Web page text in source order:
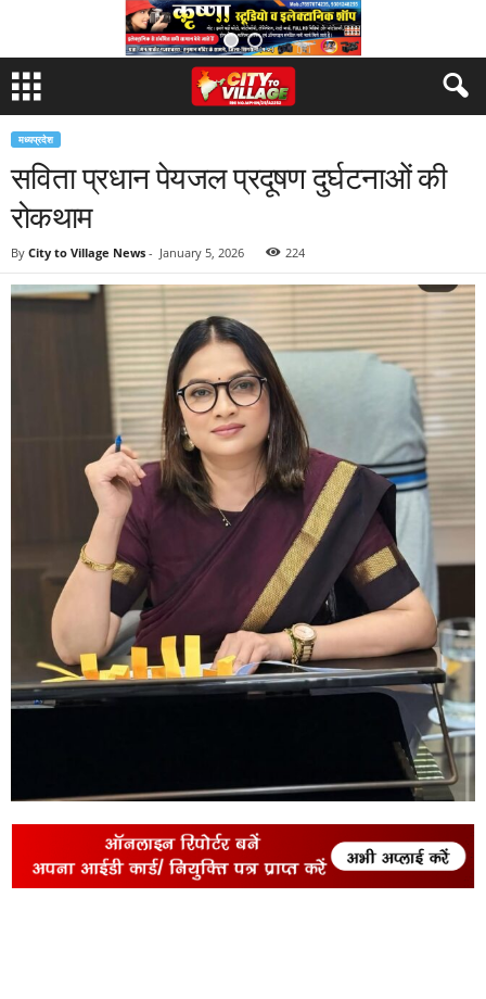
मध्यप्रदेश
सविता प्रधान पेयजल प्रदूषण दुर्घटनाओं की
रोकथाम
By City to Village News - January 5, 2026 224